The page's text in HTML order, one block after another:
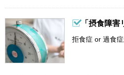
「摂食障害
拒食症 or 過食